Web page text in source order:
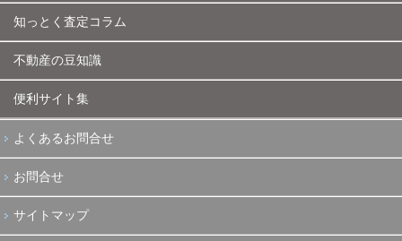
知っとく査定コラム
不動産の豆知識
便利サイト集
よくあるお問合せ
お問合せ
サイトマップ